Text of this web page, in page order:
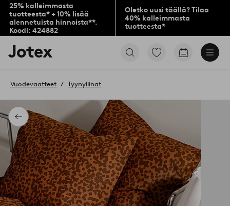
25% kalleimmasta
tuotteesta* + 10% lisää
alennetuista hinnoista**.
Koodi: 424882
Oletko uusi täällä? Tilaa
40% kalleimmasta
tuotteesta*
Jotex-
logo
aloitussivulle
Siirry
Siirry
Takaisin
Vuodevaatteet Tyynyliinat